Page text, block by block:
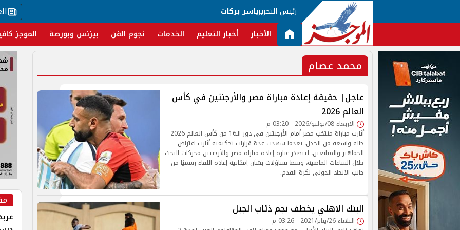
رئيس التحريرياسر بركات
الأخبار أخبار التعليم الخدمات نجوم الفن بيزنس وبورصة الموجز
محمد عصام
عاجل| حقيقة إعادة مباراة مصر والأرجنتين في كأس
العالم 2026
الأربعاء 08/يوليو/2026 - 03:20 م
أثارت مباراة منتخب مصر أمام الأرجنتين في دور الـ16 من كأس العالم 2026
حالة واسعة من الجدل، بعدما شهدت عدة قرارات تحكيمية أثارت اعتراض
الجماهير والمتابعين، لتتصدر عبارة إعادة مباراة مصر والأرجنتين محركات البحث
خلال الساعات الماضية، وسط تساؤلات بشأن إمكانية إعادة اللقاء رسميًا من
جانب الاتحاد الدولي لكرة القدم.
البنك الاهلي يخطف نجم ذئاب الجبل
الثلاثاء 26/يناير/2021 - 03:26 م